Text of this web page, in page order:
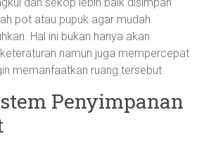
pot atau pupuk agar mudah
Hal ini bukan hanya akan
namun juga mempercepat
memanfaatkan ruang tersebut.
Penyimpanan